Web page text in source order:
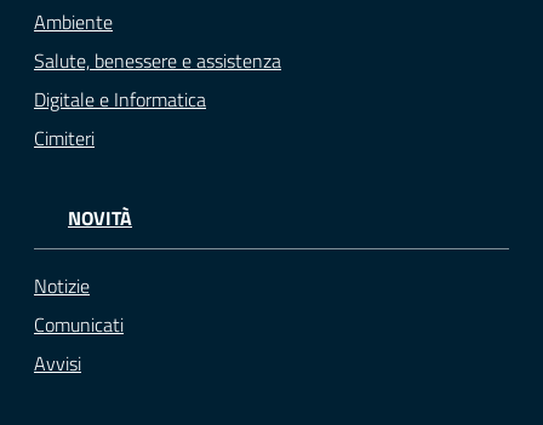
Ambiente
Salute, benessere e assistenza
Digitale e Informatica
Cimiteri
NOVITÀ
Notizie
Comunicati
Avvisi